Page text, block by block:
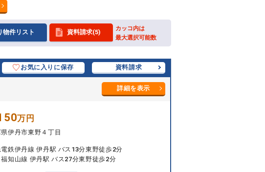
物件リスト 資料請求(5)
カッコ内は
最大選択可能数
お気に入りに保存 資料請求
詳細を表示
万円
伊丹市東野４丁目
電鉄伊丹線 伊丹駅 バス13分東野徒歩2分
福知山線 伊丹駅 バス27分東野徒歩2分